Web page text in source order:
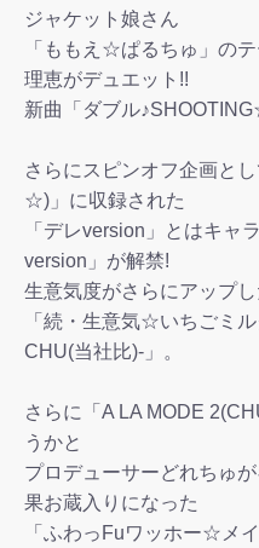
ジャケット娘さん
「ももえ☆ぱるちゅ」の
理恵がデュエット!!
新曲「ダブル
さらにスピンオフ企画と
☆)」に収録された
「デレversion」とはキャ
version」が解禁!
生意気度がさらにアップ
「続・生意気☆いちごミ
CHU(当社比)-」。
さらに「A LA MODE
うかと
プロデューサーどれちゅ
果お蔵入りになった
「ふわっFuワッホー☆メ